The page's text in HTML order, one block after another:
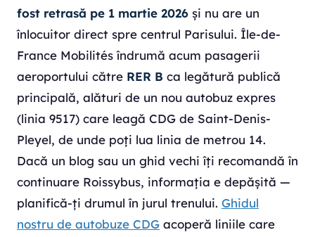
fost retrasă pe 1 martie 2026 și nu are un
înlocuitor direct spre centrul Parisului. Île-de-
France Mobilités îndrumă acum pasagerii
aeroportului către RER B ca legătură publică
principală, alături de un nou autobuz expres
(linia 9517) care leagă CDG de Saint-Denis-
Pleyel, de unde poți lua linia de metrou 14.
Dacă un blog sau un ghid vechi îți recomandă în
continuare Roissybus, informația e depășită —
planifică-ți drumul în jurul trenului. Ghidul
nostru de autobuze CDG acoperă liniile care